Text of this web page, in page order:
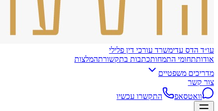
עו״ד הדס עדימשרד עורכי דין פלילי
אודותתחומי התמחותכתבות בתקשורתהמלצות
מדריכים משפטיים
צור קשר
וואטסאפ
התקשרו עכשיו